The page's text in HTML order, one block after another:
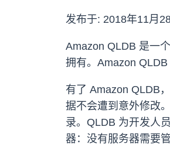
发布于: 2018年11月
Amazon QLDB 是一
拥有。Amazon
有了 Amazon QLDB
据不会遭到意外修改
录。QLDB 为开发人
器：没有服务器需要